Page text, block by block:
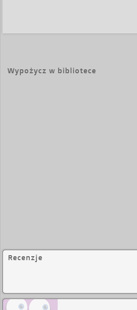
Wypożycz w bibliotece
Recenzje